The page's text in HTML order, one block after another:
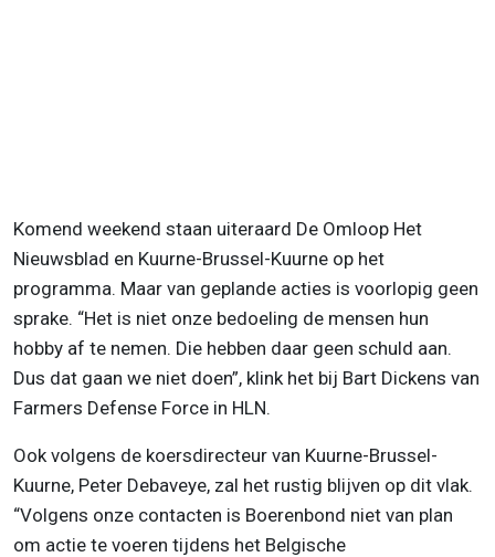
Komend weekend staan uiteraard De Omloop Het
Nieuwsblad en Kuurne-Brussel-Kuurne op het
programma. Maar van geplande acties is voorlopig geen
sprake. “Het is niet onze bedoeling de mensen hun
hobby af te nemen. Die hebben daar geen schuld aan.
Dus dat gaan we niet doen”, klink het bij Bart Dickens van
Farmers Defense Force in HLN.
Ook volgens de koersdirecteur van Kuurne-Brussel-
Kuurne, Peter Debaveye, zal het rustig blijven op dit vlak.
“Volgens onze contacten is Boerenbond niet van plan
om actie te voeren tijdens het Belgische